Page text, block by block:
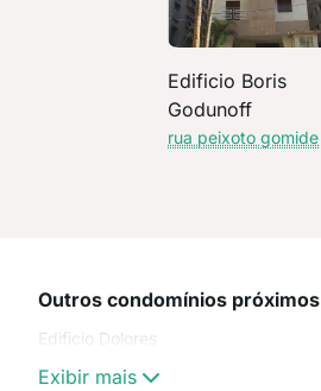
Edificio Boris
Godunoff
rua peixoto gomide
Outros condomínios próximos
Edificio Dolores
Exibir mais